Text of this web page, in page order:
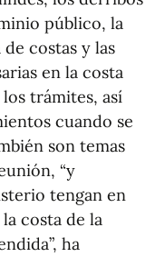
público, la
costas y las
en la costa
trámites, así
cuando se
son temas
“y
tengan en
costa de la
ha